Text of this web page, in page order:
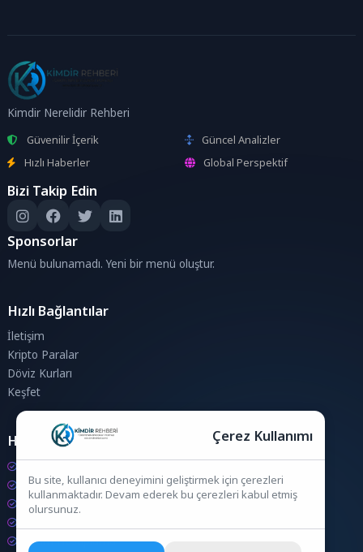
Kimdir Nerelidir Rehberi
Güvenilir İçerik
Güncel Analizler
Hızlı Haberler
Global Perspektif
Bizi Takip Edin
Sponsorlar
Menü bulunamadı. Yeni bir menü oluştur.
Hızlı Bağlantılar
İletişim
Kripto Paralar
Döviz Kurları
Keşfet
Hesaplamalar
Döviz Hesaplama
KDV Hesaplama
Zam Hesaplama
Çerez Kullanımı
Bu site, kullanıcı deneyimini geliştirmek için çerezleri
kullanmaktadır. Devam ederek bu çerezleri kabul etmiş
olursunuz.